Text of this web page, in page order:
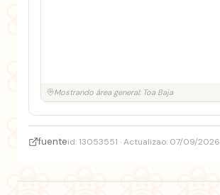
Mostrando área general: Toa Baja
fuenteid: 13053551 · Actualizao: 07/09/2026